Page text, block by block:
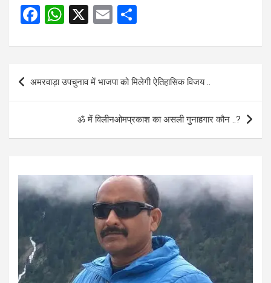
F
ce
o
W
at
A
X
E
ail ar
e
Post
navigation
अमरवाड़ा उपचुनाव में भाजपा को मिलेगी ऐतिहासिक विजय ..
ॐ में विलीनओमप्रकाश का असली गुनाहगार कौन ..?